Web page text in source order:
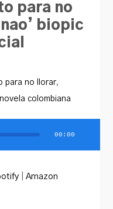
para no
biopic
para no llorar,
colombiana
00:00
|Amazon